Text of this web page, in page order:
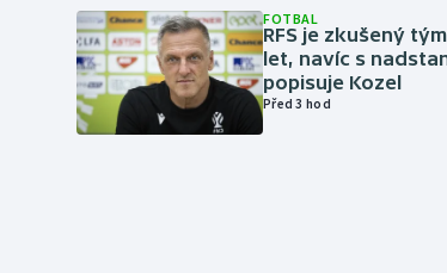
FOTBAL
RFS je zkušený
let, navíc s
popisuje Kozel
Před 3 hod